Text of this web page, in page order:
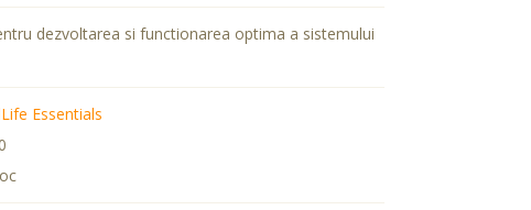
dezvoltarea si functionarea optima a sistemului
Essentials